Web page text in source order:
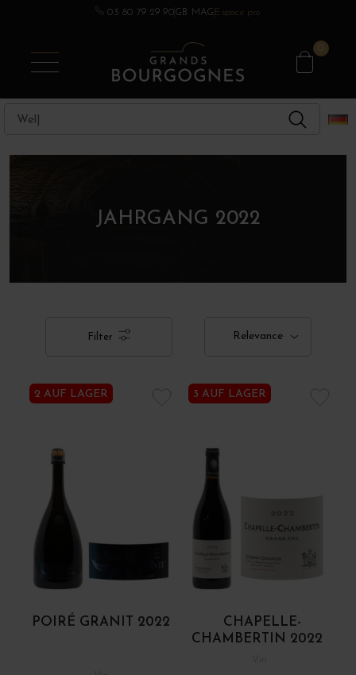
03 80 79 29 90GB MAG Espace pro
0
JAHRGANG 2022
Filter Relevance
2 AUF LAGER
POIRÉ GRANIT 2022
3 AUF LAGER
CHAPELLE-
CHAMBERTIN 2022